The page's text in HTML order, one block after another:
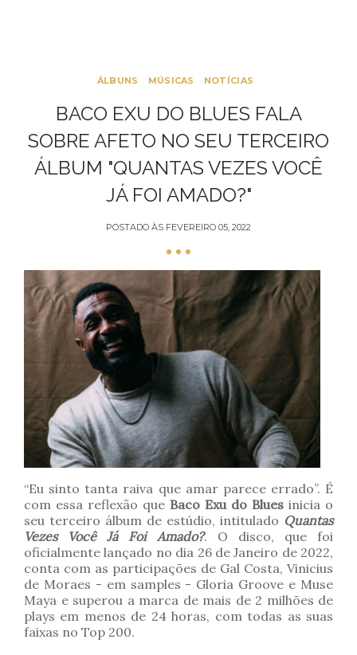
ÁLBUNS MÚSICAS NOTÍCIAS
BACO EXU DO BLUES FALA
SOBRE AFETO NO SEU TERCEIRO
ÁLBUM "QUANTAS VEZES VOCÊ
JÁ FOI AMADO?"
POSTADO ÀS FEVEREIRO 05, 2022
“Eu sinto tanta raiva que amar parece errado”. É
com essa reflexão que Baco Exu do Blues inicia o
seu terceiro álbum de estúdio, intitulado Quantas
Vezes Você Já Foi Amado?. O disco, que foi
oficialmente lançado no dia 26 de Janeiro de 2022,
conta com as participações de Gal Costa, Vinicius
de Moraes - em samples - Gloria Groove e Muse
Maya e superou a marca de mais de 2 milhões de
plays em menos de 24 horas, com todas as suas
faixas no Top 200.